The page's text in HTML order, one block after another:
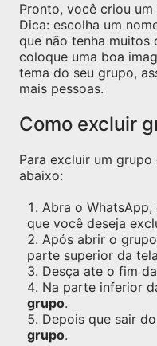
Pronto, você criou
Dica: escolha um
que não tenha muitos
coloque uma boa
tema do seu grupo,
mais pessoas.
Como excluir
Para excluir um
abaixo:
Abra o
que você deseja
Após abrir o
parte superior da
Desça ate o fim
Na parte inferior
grupo.
Depois que sair
grupo.